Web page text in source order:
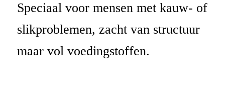
Speciaal voor mensen met kauw- of
slikproblemen, zacht van structuur
maar vol voedingstoffen.